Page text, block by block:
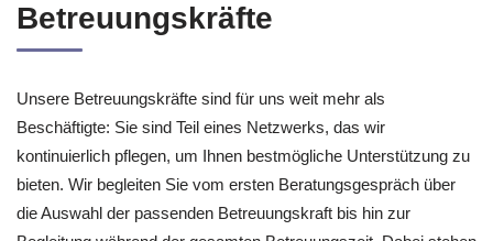
Betreuungskräfte
Unsere Betreuungskräfte sind für uns weit mehr als
Beschäftigte: Sie sind Teil eines Netzwerks, das wir
kontinuierlich pflegen, um Ihnen bestmögliche Unterstützung zu
bieten. Wir begleiten Sie vom ersten Beratungsgespräch über
die Auswahl der passenden Betreuungskraft bis hin zur